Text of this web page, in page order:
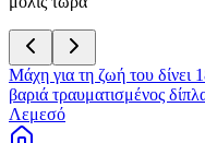
Μάχη για τη ζωή του δίνει
βαριά τραυματισμένος
Λεμεσό